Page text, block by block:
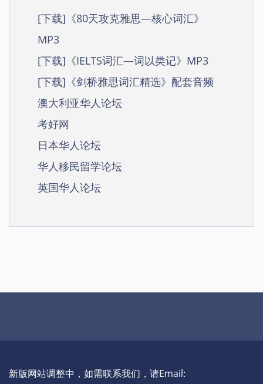
[下载]《80天攻克雅思—核心词汇》
MP3
[下载]《IELTS词汇—词以类记》MP3
[下载]《剑桥雅思词汇精选》配套音频
澳大利亚华人论坛
考好网
日本华人论坛
华人移民留学论坛
英国华人论坛
新版网站调整中，如需联系我们，请Email: